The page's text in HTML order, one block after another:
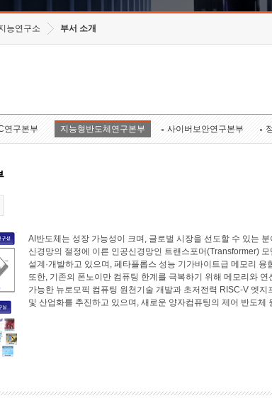
능연구소 부서 소개
연구본부 지능형반도체연구본부 사이버보안연구본부
AI반도체는 성장 가능성이 크며, 글로벌 시장을 선도할 수 있는
신경망의 절정에 이른 인공신경망인 트랜스포머(Transformer)
설계·개발하고 있으며, 페타플롭스 성능 기가바이트급 메모리
또한, 기존의 폰노이만 컴퓨팅 한계를 극복하기 위해 메모리와
가능한 뉴로모픽 컴퓨팅 원천기술 개발과 초저전력 RISC-V 엣
및 산업화를 추진하고 있으며, 새로운 양자컴퓨팅의 제어 반도체